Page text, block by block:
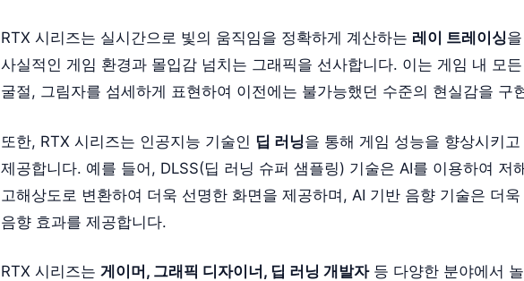
RTX 시리즈는 실시간으로 빛의 움직임을 정확하게 계산하는 레이 트레이싱
사실적인 게임 환경과 몰입감 넘치는 그래픽을 선사합니다. 이는 게임 내 모
굴절, 그림자를 섬세하게 표현하여 이전에는 불가능했던 수준의 현실감을 구
또한, RTX 시리즈는 인공지능 기술인 딥 러닝을 통해 게임 성능을 향상시키
제공합니다. 예를 들어, DLSS(딥 러닝 슈퍼 샘플링) 기술은 AI를 이용하여 저
고해상도로 변환하여 더욱 선명한 화면을 제공하며, AI 기반 음향 기술은 더
음향 효과를 제공합니다.
RTX 시리즈는 게이머, 그래픽 디자이너, 딥 러닝 개발자등 다양한 분야에서